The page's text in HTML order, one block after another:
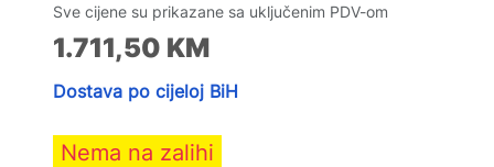
Sve cijene su prikazane sa uključenim PDV-om
1.711,50 KM
Dostava po cijeloj BiH
Nema na zalihi